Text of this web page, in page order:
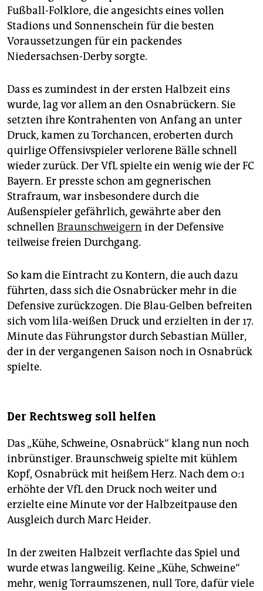
Fußball-Folklore, die angesichts eines vollen
Stadions und Sonnenschein für die besten
Voraussetzungen für ein packendes
Niedersachsen-Derby sorgte.
Dass es zumindest in der ersten Halbzeit eins
wurde, lag vor allem an den Osnabrückern. Sie
setzten ihre Kontrahenten von Anfang an unter
Druck, kamen zu Torchancen, eroberten durch
quirlige Offensivspieler verlorene Bälle schnell
wieder zurück. Der VfL spielte ein wenig wie der FC
Bayern. Er presste schon am gegnerischen
Strafraum, war insbesondere durch die
Außenspieler gefährlich, gewährte aber den
schnellen Braunschweigern in der Defensive
teilweise freien Durchgang.
So kam die Eintracht zu Kontern, die auch dazu
führten, dass sich die Osnabrücker mehr in die
Defensive zurückzogen. Die Blau-Gelben befreiten
sich vom lila-weißen Druck und erzielten in der 17.
Minute das Führungstor durch Sebastian Müller,
der in der vergangenen Saison noch in Osnabrück
spielte.
Der Rechtsweg soll helfen
Das „Kühe, Schweine, Osnabrück“ klang nun noch
inbrünstiger. Braunschweig spielte mit kühlem
Kopf, Osnabrück mit heißem Herz. Nach dem 0:1
erhöhte der VfL den Druck noch weiter und
erzielte eine Minute vor der Halbzeitpause den
Ausgleich durch Marc Heider.
In der zweiten Halbzeit verflachte das Spiel und
wurde etwas langweilig. Keine „Kühe, Schweine“
mehr, wenig Torraumszenen, null Tore, dafür viele